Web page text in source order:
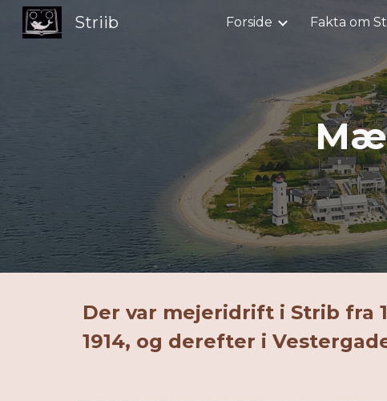
Skip to
Striib Forside Fakta om
Der var mejeridrift i Strib fra
1914, og derefter i